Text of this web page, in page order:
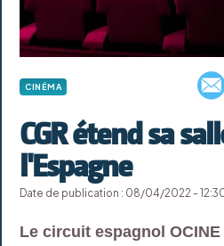
CINÉMA
CGR étend sa
l'Espagne
Date de publication : 08/04/2022 -
Le circuit espagnol